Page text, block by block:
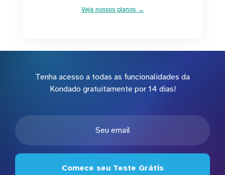
Veja nossos planos →
Tenha acesso a todas as funcionalidades da
Kondado gratuitamente por 14 dias!
Comece seu Teste Grátis